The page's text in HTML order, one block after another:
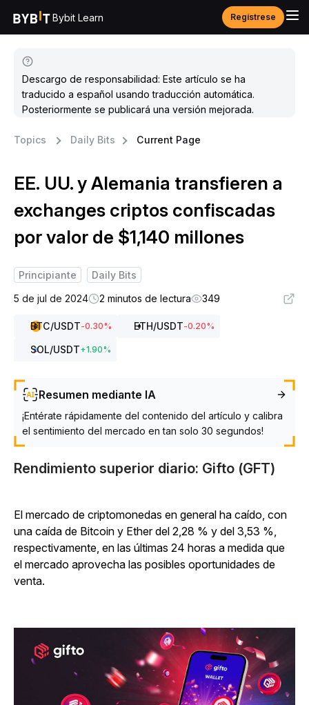
Bybit Learn Regístrese
Descargo de responsabilidad: Este artículo se ha
traducido a español usando traducción automática.
Posteriormente se publicará una versión mejorada.
Topics Daily Bits Current Page
EE. UU. y Alemania transfieren a
exchanges criptos confiscadas
por valor de $1,140 millones
Principiante
Daily Bits
5 de jul de 2024
2 minutos de lectura 349
BTC/USDT-0.30% ETH/USDT-0.20%
SOL/USDT+1.90%
Resumen mediante IA
¡Entérate rápidamente del contenido del artículo y calibra
el sentimiento del mercado en tan solo 30 segundos!
Rendimiento superior diario: Gifto (GFT)
El mercado de criptomonedas en general ha caído, con
una caída de Bitcoin y Ether del 2,28 % y del 3,53 %,
respectivamente, en las últimas 24 horas a medida que
el mercado aprovecha las posibles oportunidades de
venta.